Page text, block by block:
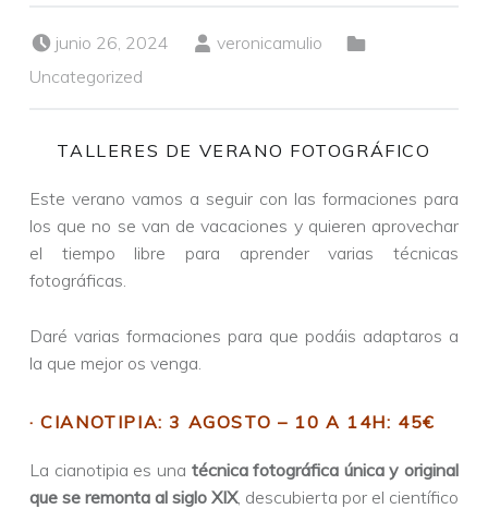
junio 26, 2024 veronicamulio
Uncategorized
TALLERES DE VERANO FOTOGRÁFICO
Este verano vamos a seguir con las formaciones para
los que no se van de vacaciones y quieren aprovechar
el tiempo libre para aprender varias técnicas
fotográficas.
Daré varias formaciones para que podáis adaptaros a
la que mejor os venga.
· CIANOTIPIA: 3 AGOSTO – 10 A 14H: 45€
La cianotipia es una técnica fotográfica única y original
que se remonta al siglo XIX, descubierta por el científico